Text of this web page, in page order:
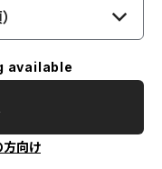
available
方向け